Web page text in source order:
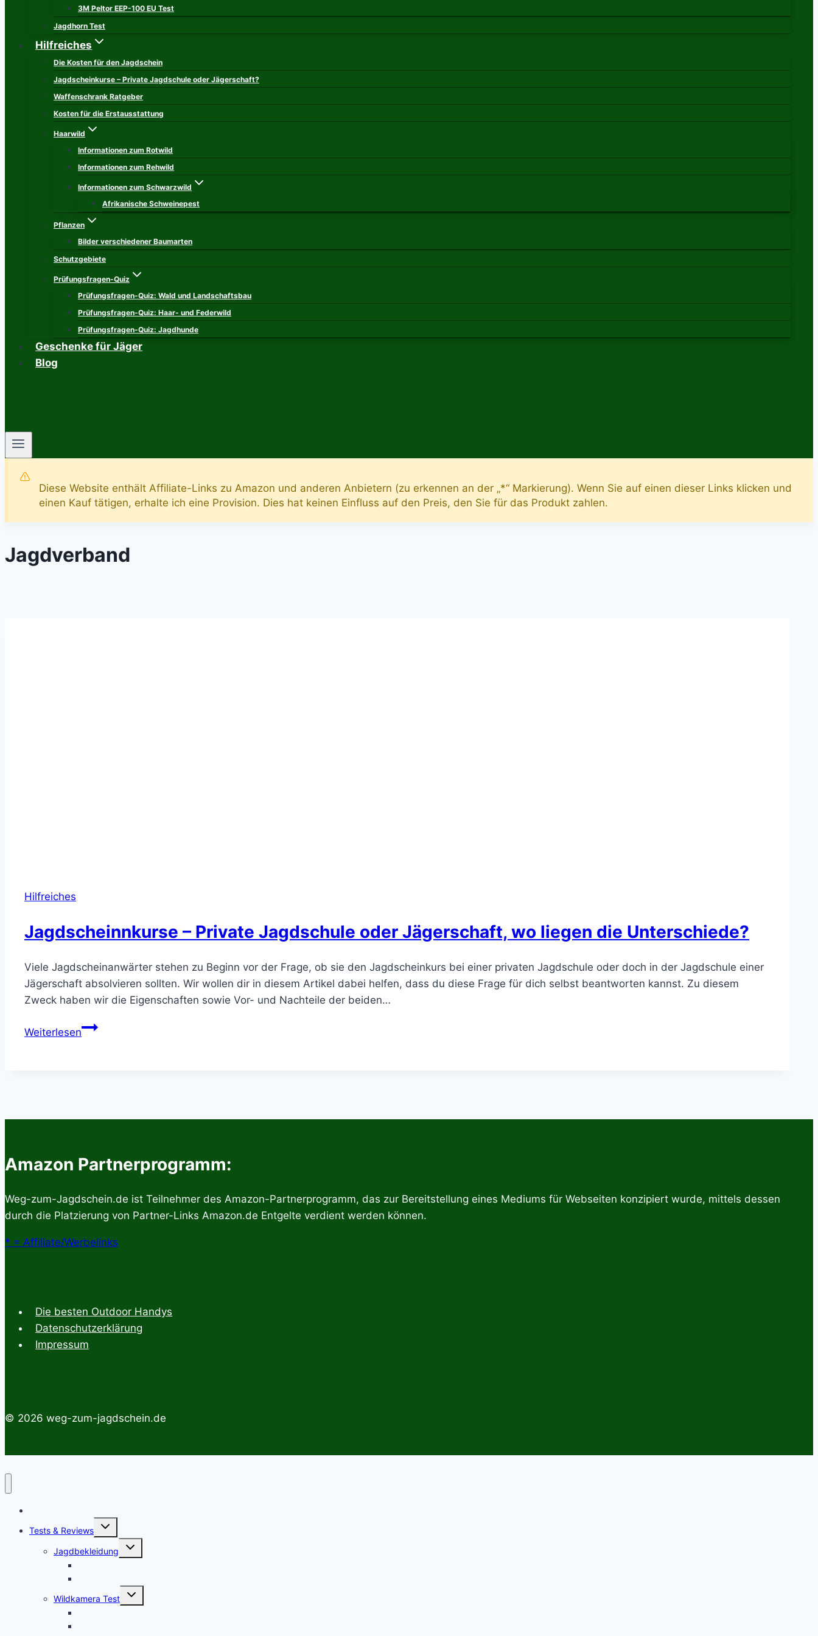
3M Peltor EEP-100 EU Test
Jagdhorn Test
Hilfreiches
Die Kosten für den Jagdschein
Jagdscheinkurse – Private Jagdschule oder Jägerschaft?
Waffenschrank Ratgeber
Kosten für die Erstausstattung
Haarwild
Informationen zum Rotwild
Informationen zum Rehwild
Informationen zum Schwarzwild
Afrikanische Schweinepest
Pflanzen
Bilder verschiedener Baumarten
Schutzgebiete
Prüfungsfragen-Quiz
Prüfungsfragen-Quiz: Wald und Landschaftsbau
Prüfungsfragen-Quiz: Haar- und Federwild
Prüfungsfragen-Quiz: Jagdhunde
Geschenke für Jäger
Blog
Diese Website enthält Affiliate-Links zu Amazon und anderen Anbietern (zu erkennen an der „*“ Markierung). Wenn Sie auf einen dieser Links klicken und
einen Kauf tätigen, erhalte ich eine Provision. Dies hat keinen Einfluss auf den Preis, den Sie für das Produkt zahlen.
Jagdverband
Hilfreiches
Jagdscheinnkurse – Private Jagdschule oder Jägerschaft, wo liegen die Unterschiede?
Viele Jagdscheinanwärter stehen zu Beginn vor der Frage, ob sie den Jagdscheinkurs bei einer privaten Jagdschule oder doch in der Jagdschule einer
Jägerschaft absolvieren sollten. Wir wollen dir in diesem Artikel dabei helfen, dass du diese Frage für dich selbst beantworten kannst. Zu diesem
Zweck haben wir die Eigenschaften sowie Vor- und Nachteile der beiden…
WeiterlesenJagdscheinnkurse
die
Unterschiede?
Amazon Partnerprogramm:
Weg-zum-Jagdschein.de ist Teilnehmer des Amazon-Partnerprogramm, das zur Bereitstellung eines Mediums für Webseiten konzipiert wurde, mittels dessen
durch die Platzierung von Partner-Links Amazon.de Entgelte verdient werden können.
* = Affiliate/Werbelinks
Die besten Outdoor Handys
Datenschutzerklärung
Impressum
© 2026 weg-zum-jagdschein.de
Tests & Reviews
Untermenü
umschalten
Jagdbekleidung
Untermenü
umschalten
Wildkamera Test
Untermenü
umschalten